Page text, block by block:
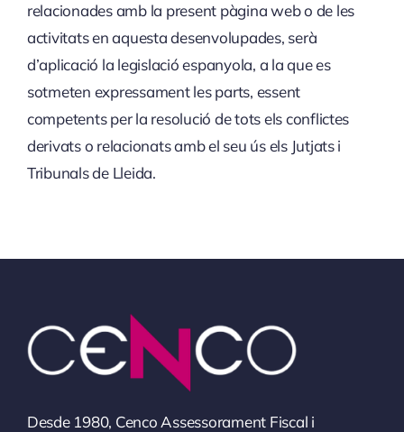
relacionades amb la present pàgina web o de les
activitats en aquesta desenvolupades, serà
d’aplicació la legislació espanyola, a la que es
sotmeten expressament les parts, essent
competents per la resolució de tots els conflictes
derivats o relacionats amb el seu ús els Jutjats i
Tribunals de Lleida.
Desde 1980, Cenco Assessorament Fiscal i